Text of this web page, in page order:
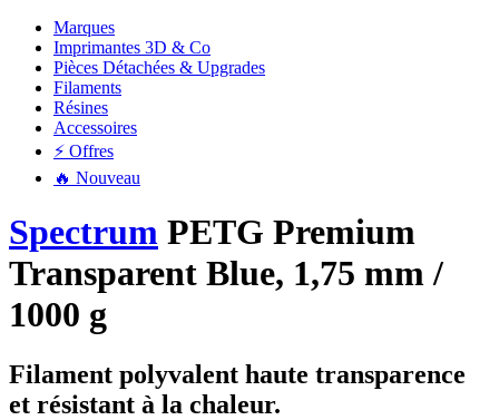
Marques
Imprimantes 3D & Co
Pièces Détachées & Upgrades
Filaments
Résines
Accessoires
⚡ Offres
🔥 Nouveau
Spectrum PETG Premium
Transparent Blue, 1,75 mm /
1000 g
Filament polyvalent haute transparence
et résistant à la chaleur.